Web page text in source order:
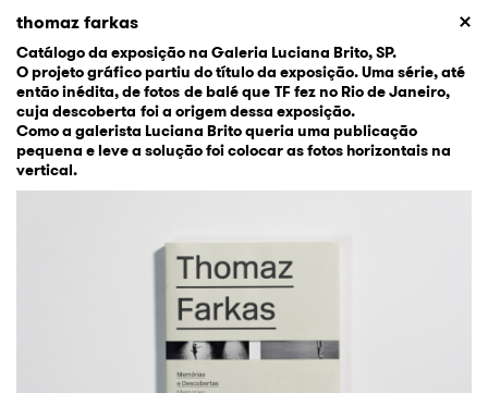
thomaz farkas
Catálogo da exposição na Galeria Luciana Brito, SP.
O projeto gráfico partiu do título da exposição. Uma série, até
então inédita, de fotos de balé que TF fez no Rio de Janeiro,
cuja descoberta foi a origem dessa exposição.
Como a galerista Luciana Brito queria uma publicação
pequena e leve a solução foi colocar as fotos horizontais na
vertical.